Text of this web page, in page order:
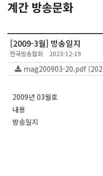
계간 방송문화
[2009-3월] 방송일지
한국방송협회 2023-12-19
mag200903-20.pdf
2009년 03월호
내용
방송일지